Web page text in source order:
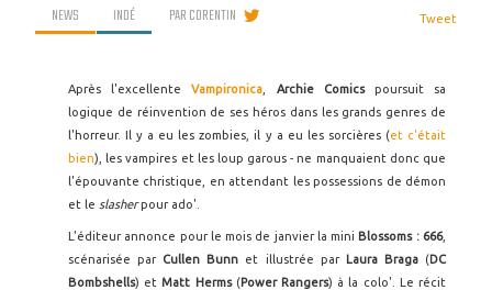
NEWS INDÉ PARCORENTIN Tweet
Après l'excellenteVampironica Archie Comicspoursuit sa
logique de réinvention de ses héros dans les grands genres de
l'horreur. Il y a eu les zombies, il y a eu les sorcières (et c'était
bien), les vampires et les loup garous - ne manquaient donc que
l'épouvante christique, en attendant les possessions de démon
et le slasherpour ado'.
L'éditeur annonce pour le mois de janvier la mini Blossoms : 666,
scénarisée par Cullen Bunn et illustrée par Laura Braga(DC
Bombshells) etMatt Herms(Power Rangers) à la colo'. Le récit